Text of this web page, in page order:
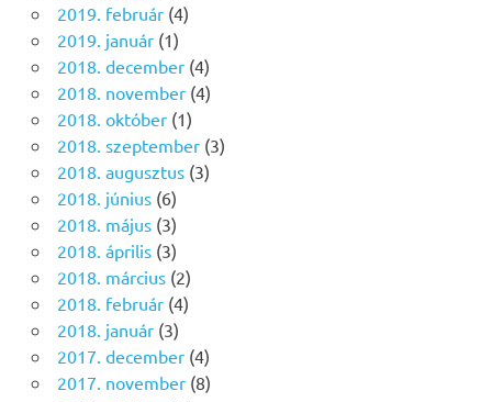
2019. február(4)
2019. január(1)
2018. december(4)
2018. november(4)
2018. október(1)
2018. szeptember(3)
2018. augusztus(3)
2018. június(6)
2018. május(3)
2018. április(3)
2018. március(2)
2018. február(4)
2018. január(3)
2017. december(4)
2017. november(8)